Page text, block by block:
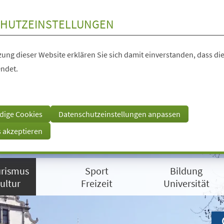
dieser Website erklären Sie sich damit einverstanden, dass
Cookies
Datenschutzeinstellungen anpassen
akzeptieren
Sport
Freizeit
Bildung
Universität